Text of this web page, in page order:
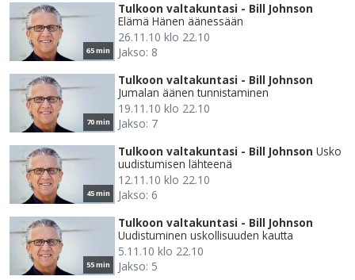
65 min
Tulkoon valtakuntasi - Bill Johnson
Elämä Hänen äänessään
26.11.10 klo 22.10
Jakso: 8
70 min
Tulkoon valtakuntasi - Bill Johnson
Jumalan äänen tunnistaminen
19.11.10 klo 22.10
Jakso: 7
45 min
Tulkoon valtakuntasi - Bill Johnson Usko
uudistumisen lähteenä
12.11.10 klo 22.10
Jakso: 6
55 min
Tulkoon valtakuntasi - Bill Johnson
Uudistuminen uskollisuuden kautta
5.11.10 klo 22.10
Jakso: 5